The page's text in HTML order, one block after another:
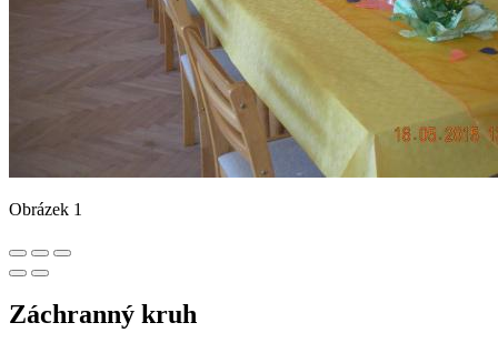
Obrázek 1
Záchranný kruh